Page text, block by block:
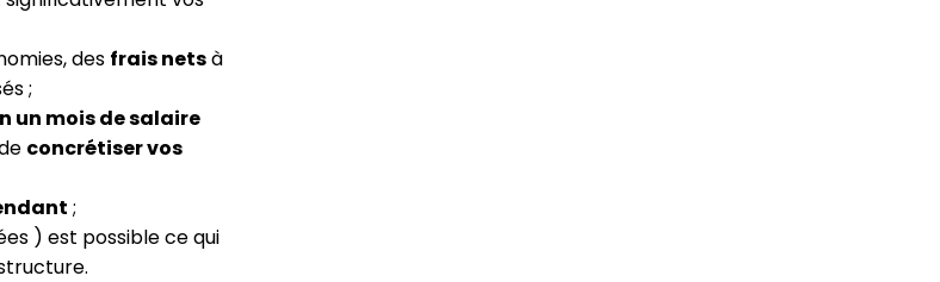
des frais netsà
;
un mois de salaire
concrétiser vos
;
) est possible ce qui